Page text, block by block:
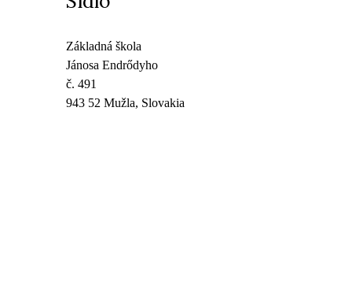
Základná škola
Jánosa Endrődyho
č. 491
943 52 Mužla, Slovakia